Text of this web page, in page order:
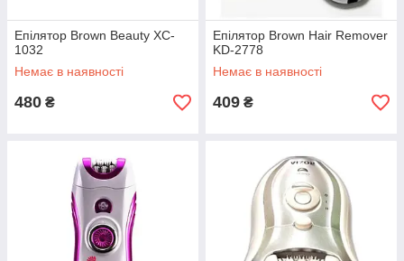
Епілятор Brown Beauty XC-
1032
Немає в наявності
480 ₴
Епілятор Brown Hair Remover
KD-2778
Немає в наявності
409 ₴